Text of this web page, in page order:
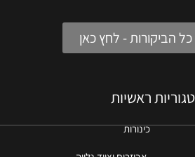
הביקורות - לחץ כאן
ראשיות
כינורות